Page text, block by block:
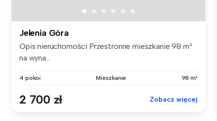
Jelenia Góra
Opis nieruchomości Przestronne mieszkanie 98 m²
na wyna...
4 pokoi Mieszkanie 98 m²
2 700 zł Zobacz więcej